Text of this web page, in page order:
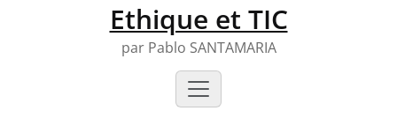
Ethique et TIC
par Pablo SANTAMARIA